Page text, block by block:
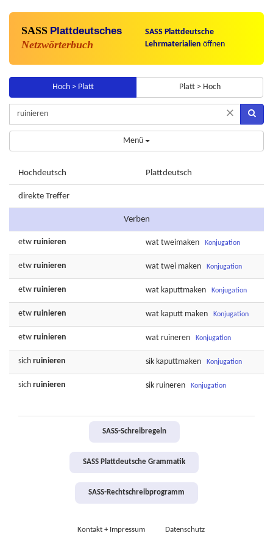
SASS Plattdeutsches
Netzwörterbuch
SASS Plattdeutsche
Lehrmaterialien öffnen
Hoch > Platt Platt > Hoch
×
Menü
Hochdeutsch Plattdeutsch
direkte Treffer
Verben
etw ruinieren wat tweimaken Konjugation
etw ruinieren wat twei maken Konjugation
etw ruinieren wat kaputtmaken Konjugation
etw ruinieren wat kaputt maken Konjugation
etw ruinieren wat ruineren Konjugation
sich ruinieren sik kaputtmaken Konjugation
sich ruinieren sik ruineren Konjugation
SASS-Schreibregeln
SASS Plattdeutsche Grammatik
SASS-Rechtschreibprogramm
Kontakt + Impressum Datenschutz